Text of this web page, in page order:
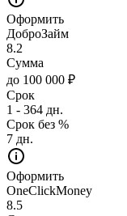
Оформить
ДоброЗайм
8.2
Сумма
до 100 000 ₽
Срок
1 - 364 дн.
Срок без %
7 дн.
Оформить
OneClickMoney
8.5